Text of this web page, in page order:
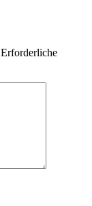
Erforderliche